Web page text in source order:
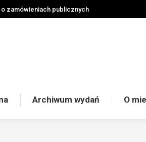
zamówieniach publicznych
Archiwum wydań O